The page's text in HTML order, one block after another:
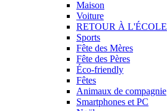
Maison
Voiture
RETOUR À L'ÉCOLE
Sports
Fête des Mères
Fête des Pères
Éco-friendly
Fêtes
Animaux de compagnie
Smartphones et PC